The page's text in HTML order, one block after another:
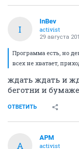
I
InBev
activist
29 августа
Программа есть, но
всех не хватает,
ждать ждать и
беготни и
ОТВЕТИТЬ
A
APM
activist